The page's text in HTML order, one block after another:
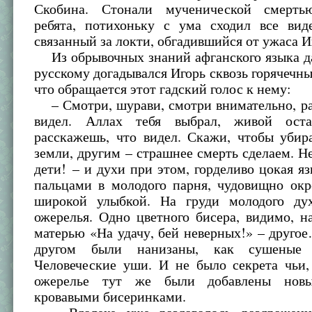
Скобина. Стонали мученической
ребята, потихоньку с ума сходил все
связанный за локти, обгадившийся от ужаса
Из обрывочных знаний афганского языка
русскому догадывался Игорь сквозь
что обращается этот гадский голос к нему:
– Смотри, шурави, смотри внимательно,
видел. Аллах тебя выбрал, живой
расскажешь, что видел. Скажи, чтобы
земли, другим – страшнее смерть сделаем.
дети! – и духи при этом, горделиво цокая
пальцами в молодого парня, чудовищно
широкой улыбкой. На груди молодого
ожерелья. Одно цветного бисера, видимо,
матерью «На удачу, бей неверных!» –
другом были нанизаны, как
Человеческие уши. И не было секрета
ожерелье тут же были добавлены
кровавыми бисеринками.